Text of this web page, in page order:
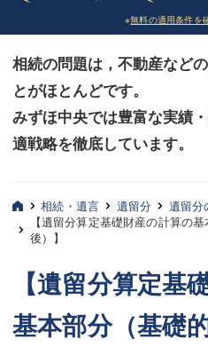
法律相談など（その他）
お客様へ
みずほ中央の特長・実質編
弁護士紹介
酒井 博之
坂本 陽一
※無料の適用条件を
相続の問題は，不動産など
とがほとんどです。
みずほ中央では豊富な実績
適戦略を徹底しています。
法律相談など（その他）
お客様へ
みずほ中央の特長・実質編
弁護士紹介
酒井 博之
坂本 陽一
相続・遺言 遺留分
遺留分
【遺留分算定基礎財産の計算の
後）】
【遺留分算定基
基本部分（基礎